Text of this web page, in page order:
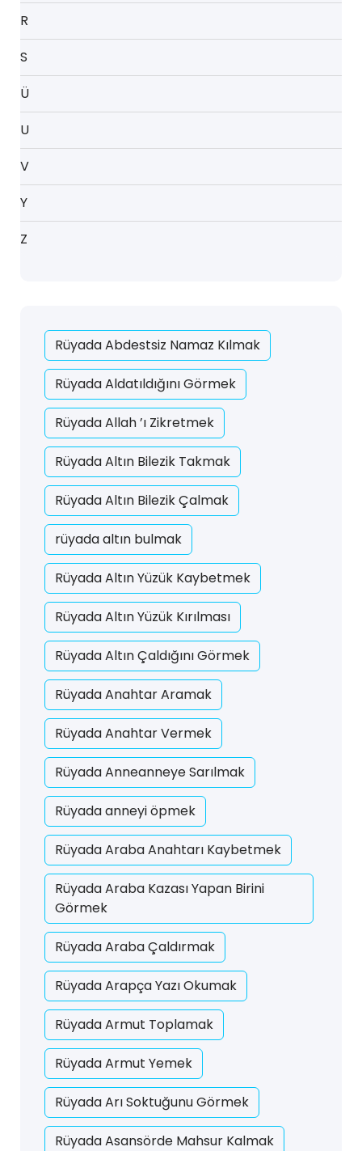
R
S
Ü
U
V
Y
Z
Rüyada Abdestsiz Namaz Kılmak
Rüyada Aldatıldığını Görmek
Rüyada Allah ’ı Zikretmek
Rüyada Altın Bilezik Takmak
Rüyada Altın Bilezik Çalmak
rüyada altın bulmak
Rüyada Altın Yüzük Kaybetmek
Rüyada Altın Yüzük Kırılması
Rüyada Altın Çaldığını Görmek
Rüyada Anahtar Aramak
Rüyada Anahtar Vermek
Rüyada Anneanneye Sarılmak
Rüyada anneyi öpmek
Rüyada Araba Anahtarı Kaybetmek
Rüyada Araba Kazası Yapan Birini
Görmek
Rüyada Araba Çaldırmak
Rüyada Arapça Yazı Okumak
Rüyada Armut Toplamak
Rüyada Armut Yemek
Rüyada Arı Soktuğunu Görmek
Rüyada Asansörde Mahsur Kalmak